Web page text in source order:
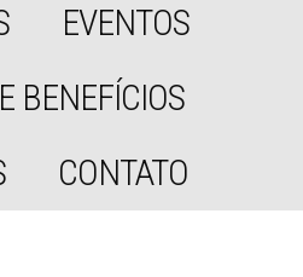
EVENTOS
BENEFÍCIOS
CONTATO